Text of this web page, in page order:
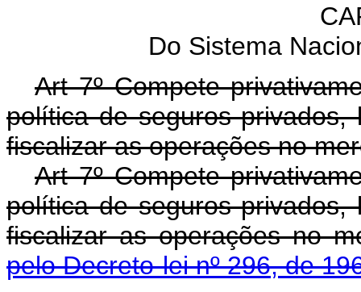
Do Sistema
Art 7º Compete
política de seguros
fiscalizar as operações no
Art 7º Compete
política de seguros
fiscalizar as operações no
pelo Decreto-lei nº 296, de